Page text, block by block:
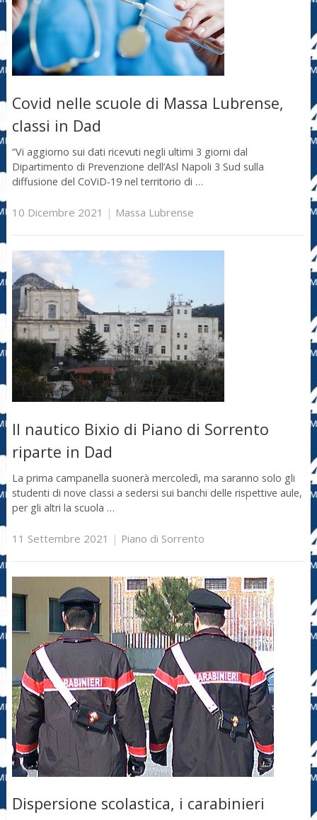
Covid nelle scuole di Massa Lubrense,
classi in Dad
“Vi aggiorno sui dati ricevuti negli ultimi 3 giorni dal
Dipartimento di Prevenzione dell’Asl Napoli 3 Sud sulla
diffusione del CoViD-19 nel territorio di …
10 Dicembre 2021 | Massa Lubrense
Il nautico Bixio di Piano di Sorrento
riparte in Dad
La prima campanella suonerà mercoledì, ma saranno solo gli
studenti di nove classi a sedersi sui banchi delle rispettive aule,
per gli altri la scuola …
11 Settembre 2021 | Piano di Sorrento
Dispersione scolastica, i carabinieri